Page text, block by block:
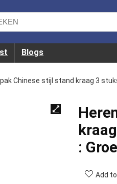
Blogs
Chinese stijl stand kraag 3
:
Add